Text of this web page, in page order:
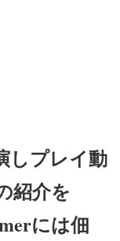
しプレイ動
紹介を
には佃